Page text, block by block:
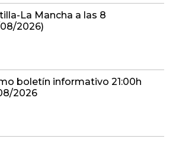
La Mancha a las 8
2026)
boletín informativo 21:00h
2026